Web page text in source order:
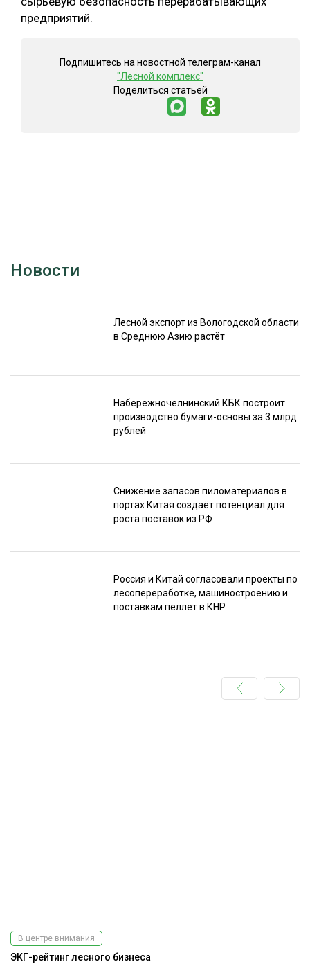
предприятий.
Подпишитесь на новостной телеграм-канал
"Лесной комплекс"
Поделиться статьей
Новости
Лесной экспорт из Вологодской области
в Среднюю Азию растёт
Набережночелнинский КБК построит
производство бумаги-основы за 3 млрд
рублей
Снижение запасов пиломатериалов в
портах Китая создаёт потенциал для
роста поставок из РФ
Россия и Китай согласовали проекты по
лесопереработке, машиностроению и
поставкам пеллет в КНР
В центре внимания
ЭКГ-рейтинг лесного бизнеса